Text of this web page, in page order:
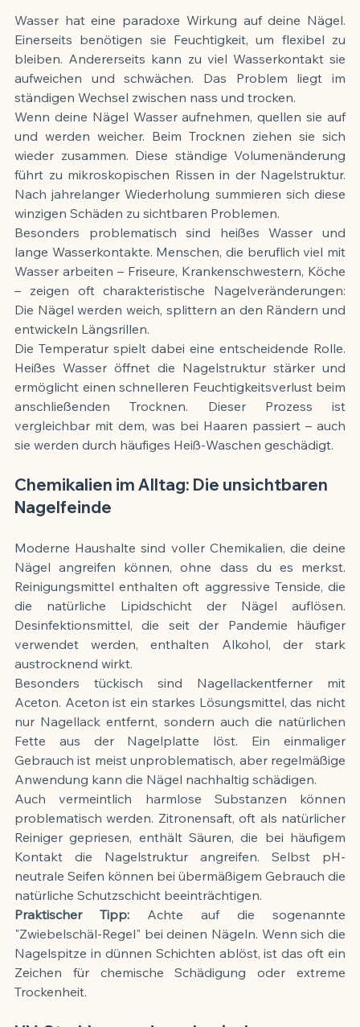
Wasser hat eine paradoxe Wirkung auf deine Nägel.
Einerseits benötigen sie Feuchtigkeit, um flexibel zu
bleiben. Andererseits kann zu viel Wasserkontakt sie
aufweichen und schwächen. Das Problem liegt im
ständigen Wechsel zwischen nass und trocken.
Wenn deine Nägel Wasser aufnehmen, quellen sie auf
und werden weicher. Beim Trocknen ziehen sie sich
wieder zusammen. Diese ständige Volumenänderung
führt zu mikroskopischen Rissen in der Nagelstruktur.
Nach jahrelanger Wiederholung summieren sich diese
winzigen Schäden zu sichtbaren Problemen.
Besonders problematisch sind heißes Wasser und
lange Wasserkontakte. Menschen, die beruflich viel mit
Wasser arbeiten – Friseure, Krankenschwestern, Köche
– zeigen oft charakteristische Nagelveränderungen:
Die Nägel werden weich, splittern an den Rändern und
entwickeln Längsrillen.
Die Temperatur spielt dabei eine entscheidende Rolle.
Heißes Wasser öffnet die Nagelstruktur stärker und
ermöglicht einen schnelleren Feuchtigkeitsverlust beim
anschließenden Trocknen. Dieser Prozess ist
vergleichbar mit dem, was bei Haaren passiert – auch
sie werden durch häufiges Heiß-Waschen geschädigt.
Chemikalien im Alltag: Die unsichtbaren
Nagelfeinde
Moderne Haushalte sind voller Chemikalien, die deine
Nägel angreifen können, ohne dass du es merkst.
Reinigungsmittel enthalten oft aggressive Tenside, die
die natürliche Lipidschicht der Nägel auflösen.
Desinfektionsmittel, die seit der Pandemie häufiger
verwendet werden, enthalten Alkohol, der stark
austrocknend wirkt.
Besonders tückisch sind Nagellackentferner mit
Aceton. Aceton ist ein starkes Lösungsmittel, das nicht
nur Nagellack entfernt, sondern auch die natürlichen
Fette aus der Nagelplatte löst. Ein einmaliger
Gebrauch ist meist unproblematisch, aber regelmäßige
Anwendung kann die Nägel nachhaltig schädigen.
Auch vermeintlich harmlose Substanzen können
problematisch werden. Zitronensaft, oft als natürlicher
Reiniger gepriesen, enthält Säuren, die bei häufigem
Kontakt die Nagelstruktur angreifen. Selbst pH-
neutrale Seifen können bei übermäßigem Gebrauch die
natürliche Schutzschicht beeinträchtigen.
Praktischer Tipp: Achte auf die sogenannte
"Zwiebelschäl-Regel" bei deinen Nägeln. Wenn sich die
Nagelspitze in dünnen Schichten ablöst, ist das oft ein
Zeichen für chemische Schädigung oder extreme
Trockenheit.